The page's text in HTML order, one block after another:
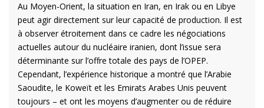
Au Moyen-Orient, la situation en Iran, en Irak ou en Libye
peut agir directement sur leur capacité de production. Il est
à observer étroitement dans ce cadre les négociations
actuelles autour du nucléaire iranien, dont l’issue sera
déterminante sur l’offre totale des pays de l’OPEP.
Cependant, l’expérience historique a montré que l’Arabie
Saoudite, le Koweït et les Emirats Arabes Unis peuvent
toujours – et ont les moyens d’augmenter ou de réduire